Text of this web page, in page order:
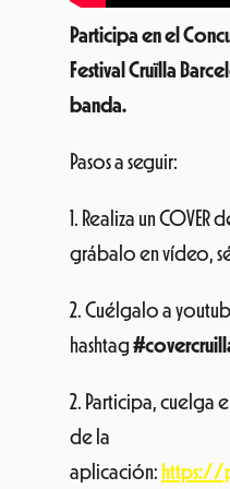
Participa en el
Festival Cruïlla
banda.
Pasos a seguir:
1. Realiza un
grábalo en vídeo,
2. Cuélgalo a
hashtag
2. Participa, cuelga
de la
aplicación: https://